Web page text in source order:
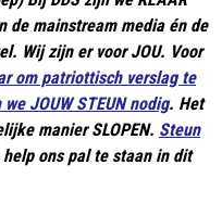
de mainstream media én de
Wij zijn er voor JOU. Voor
om patriottisch verslag te
JOUW STEUN nodig. Het
manier SLOPEN. Steun
ons pal te staan in dit